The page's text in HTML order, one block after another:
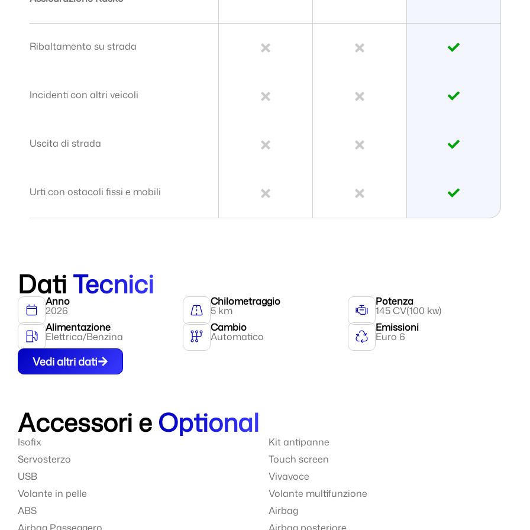
Ribaltamento su strada
Incidenti con altri veicoli
Uscita di strada
Urti con ostacoli fissi e mobili
Dati Tecnici
Anno
2026
Chilometraggio
5 km
Potenza
145 CV(100 kw)
Alimentazione
Elettrica/Benzina
Cambio
Automatico
Emissioni
Euro 6
Vedi altri dati
Accessori e Optional
Isofix
Kit antipanne
Servosterzo
Touch screen
USB
Vivavoce
Volante in pelle
Volante multifunzione
ABS
Airbag